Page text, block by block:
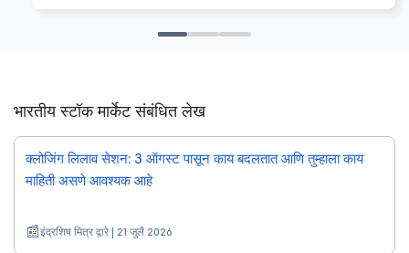
भारतीय स्टॉक मार्केट संबंधित लेख
क्लोजिंग लिलाव सेशन: 3 ऑगस्ट पासून काय बदलतात आणि तुम्हाला काय
माहिती असणे आवश्यक आहे
इंद्रशिष मित्र द्वारे | 21 जुलै 2026